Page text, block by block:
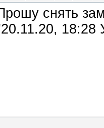
снять
18:28